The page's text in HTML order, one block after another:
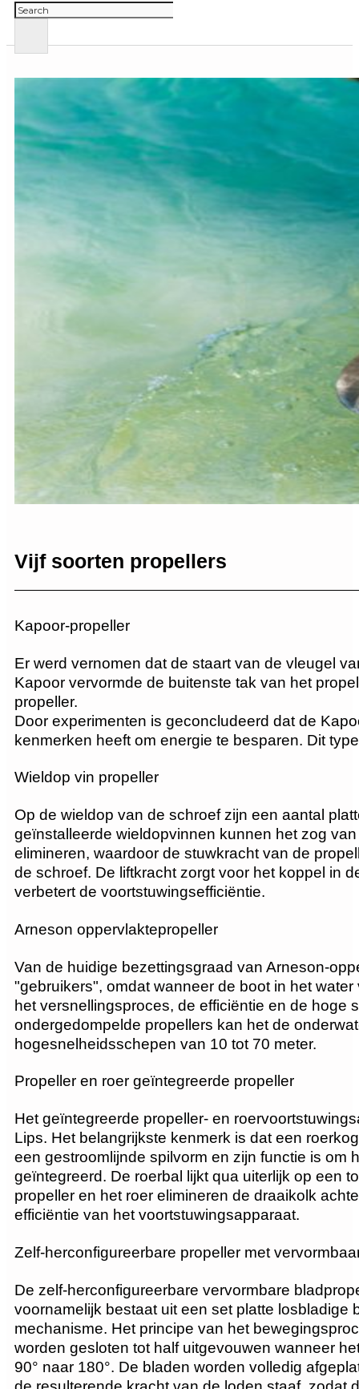
Zoeken
Vijf soorten propellers
Kapoor-propeller
Er werd vernomen dat de staart van de vleugel
Kapoor vervormde de buitenste tak van het
propeller.
Door experimenten is geconcludeerd dat de
kenmerken heeft om energie te besparen. Dit
Wieldop vin propeller
Op de wieldop van de schroef zijn een aantal
geïnstalleerde wieldopvinnen kunnen het zog
elimineren, waardoor de stuwkracht van de
de schroef. De liftkracht zorgt voor het koppel in
verbetert de voortstuwingsefficiëntie.
Arneson oppervlaktepropeller
Van de huidige bezettingsgraad van Arneson-
"gebruikers", omdat wanneer de boot in het
het versnellingsproces, de efficiëntie en de hoge
ondergedompelde propellers kan het de
hogesnelheidsschepen van 10 tot 70 meter.
Propeller en roer geïntegreerde propeller
Het geïntegreerde propeller- en
Lips. Het belangrijkste kenmerk is dat een
een gestroomlijnde spilvorm en zijn functie is om
geïntegreerd. De roerbal lijkt qua uiterlijk op een
propeller en het roer elimineren de draaikolk
efficiëntie van het voortstuwingsapparaat.
Zelf-herconfigureerbare propeller met
De zelf-herconfigureerbare vervormbare
voornamelijk bestaat uit een set platte
mechanisme. Het principe van het
worden gesloten tot half uitgevouwen wanneer
90° naar 180°. De bladen worden volledig